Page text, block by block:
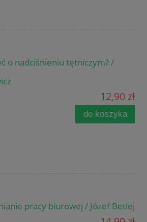
o nadciśnieniu tętniczym? /
12,90 zł
do koszyka
pracy biurowej / Józef Betlej